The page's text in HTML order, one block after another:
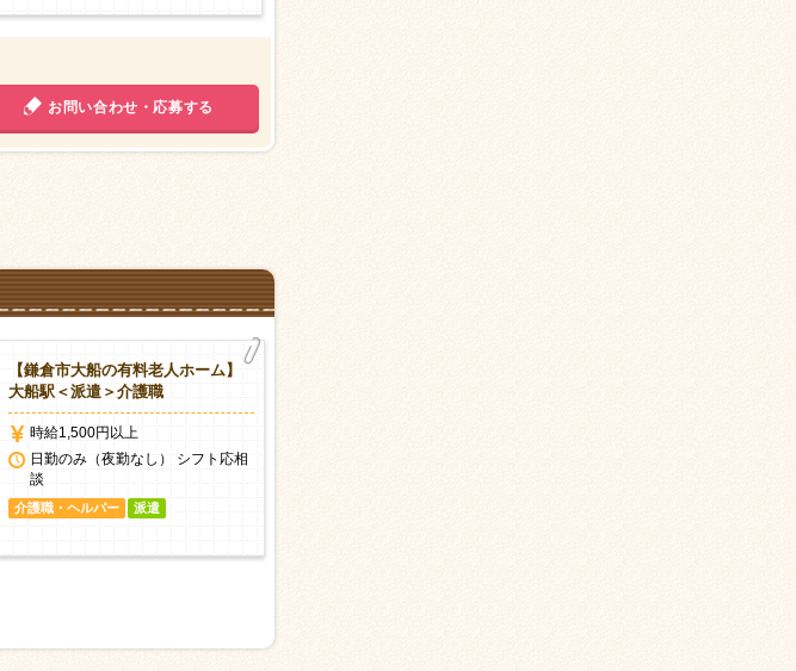
お問い合わせ・応募する
【鎌倉市大船の有料老人ホーム】
大船駅＜派遣＞介護職
時給1,500円以上
日勤のみ（夜勤なし） シフト応相
談
介護職・ヘルパー 派遣